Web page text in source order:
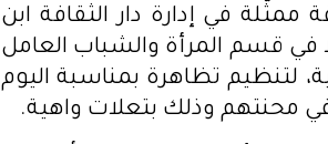
الثقافة ممثّلة في إدارة دار الثقافة ابن
في قسم المرأة والشباب العامل
لتنظيم تظاهرة بمناسبة اليوم
محنتهم وذلك بتعلات واهية.